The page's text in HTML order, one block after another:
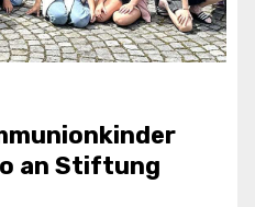
an Stiftung